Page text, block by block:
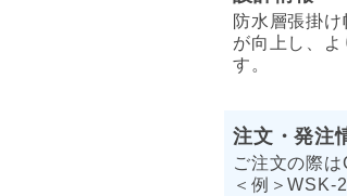
防水層張掛
が向上し、
す。
注文・発注
ご注文の際は
＜例＞